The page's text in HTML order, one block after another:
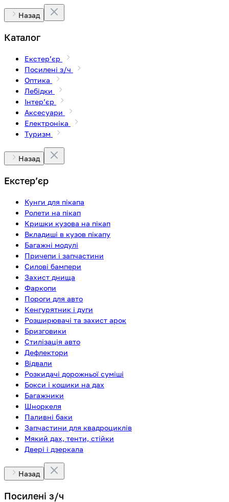
Назад
Каталог
Екстерʼєр
Посилені з/ч
Оптика
Лебідки
Інтерʼєр
Аксесуари
Електроніка
Туризм
Назад
Екстерʼєр
Кунги для пікапа
Ролети на пікап
Кришки кузова на пікап
Вкладиші в кузов пікапу
Багажні модулі
Причепи і запчастини
Силові бампери
Захист днища
Фаркопи
Пороги для авто
Кенгурятник і дуги
Розширювачі та захист арок
Бризговики
Стилізація авто
Дефлектори
Відвали
Розкидачі дорожньої суміші
Бокси і кошики на дах
Багажники
Шноркеля
Паливні баки
Запчастини для квадроциклів
Мякий дах, тенти, стійки
Двері і дзеркала
Назад
Посилені з/ч